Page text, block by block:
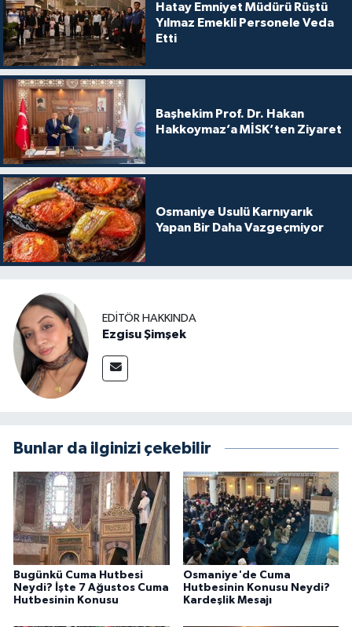
Hatay Emniyet Müdürü Rüştü
Yılmaz Emekli Personele Veda
Etti
Başhekim Prof. Dr. Hakan
Hakkoymaz’a MİSK’ten Ziyaret
Osmaniye Usulü Karnıyarık
Yapan Bir Daha Vazgeçmiyor
EDITÖR HAKKINDA
Ezgisu Şimşek
Bunlar da ilginizi çekebilir
Bugünkü Cuma Hutbesi
Neydi? İşte 7 Ağustos Cuma
Hutbesinin Konusu
Osmaniye'de Cuma
Hutbesinin Konusu Neydi?
Kardeşlik Mesajı